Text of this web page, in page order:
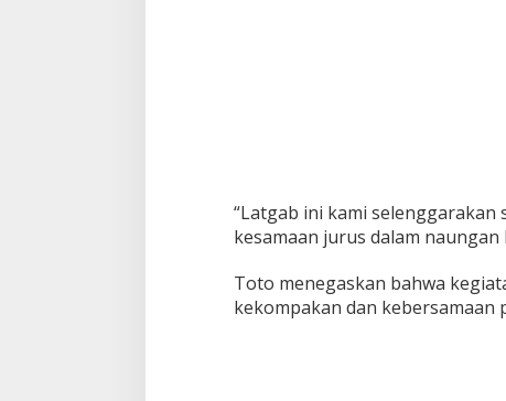
“Latgab ini kami
kesamaan jurus dalam naungan
Toto menegaskan bahwa
kekompakan dan kebersamaan